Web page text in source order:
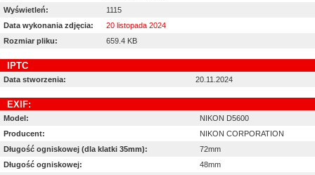
Wyświetleń:
1115
Data wykonania zdjęcia:
20 listopada 2024
Rozmiar pliku:
659.4 KB
IPTC
Data stworzenia: 20.11.2024
EXIF:
Model:
NIKON D5600
Producent:
NIKON CORPORATION
Długość ogniskowej (dla klatki 35mm):
72mm
Długość ogniskowej:
48mm